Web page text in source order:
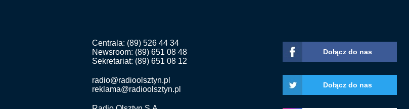
Centrala: (89) 526 44 34
Newsroom: (89) 651 08 48
Sekretariat: (89) 651 08 12
radio@radioolsztyn.pl
reklama@radioolsztyn.pl
Dołącz do nas
Dołącz do nas